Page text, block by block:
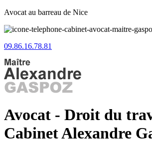
Avocat au barreau de Nice
09.86.16.78.81
Avocat - Droit du
Cabinet Alexandre